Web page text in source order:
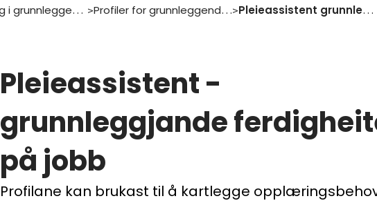
Opplaering i grunnleggende ferdigheter > Profiler for grunnleggende ferdigheter> Pleieassistent grunnleggjande ferdigheiter pa jobb
Pleieassistent -
grunnleggjande
på jobb
Profilane kan brukast til å kartlegge